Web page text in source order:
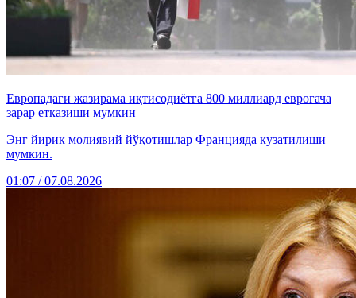
Европадаги жазирама иқтисодиётга 800 миллиард еврогача
зарар етказиши мумкин
Энг йирик молиявий йўқотишлар Францияда кузатилиши
мумкин.
01:07 / 07.08.2026